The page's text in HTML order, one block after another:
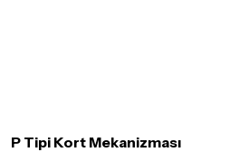
P Tipi Kort Mekanizması